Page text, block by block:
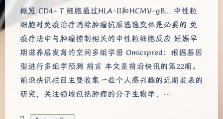
概览 CD4+ T 细胞通过HLA-II和HCMV-gB... 中性粒
细胞对免疫治疗消除肿瘤抗原逃逸变体是必要的 免
疫疗法中与肿瘤控制相关的中性粒细胞反应 妊娠早
期滋养层发育的空间多组学图 Omicspred：根据基因
型进行多组学预测 前言 本文是前沿快讯的第22期。
前沿快讯栏目主要收集一些个人感兴趣的近期发表的
研究，关注领域包括肿瘤的分子生物学、…